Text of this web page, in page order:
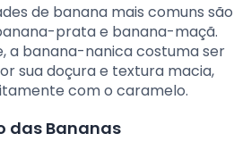
de banana mais comuns são
prata e banana-maçã.
a banana-nanica costuma ser
sua doçura e textura macia,
com o caramelo.
das Bananas